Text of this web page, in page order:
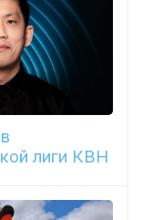
лиги КВН